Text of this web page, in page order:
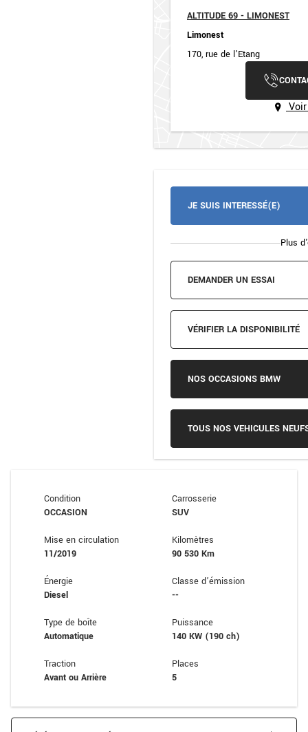
ALTITUDE 69 - LIMONEST
Limonest
170, rue de l'Etang
JE SUIS INTERESSÉ(E)
Plus
DEMANDER UN ESSAI
VÉRIFIER LA DISPONIBILITÉ
NOS OCCASIONS BMW
TOUS NOS VEHICULES
Condition
OCCASION
Carrosserie
SUV
Mise en circulation
11/2019
Kilomètres
90 530 Km
Énergie
Diesel
Classe d’émission
--
Type de boîte
Automatique
Puissance
140 KW (190 ch)
Traction
Avant ou Arrière
Places
5